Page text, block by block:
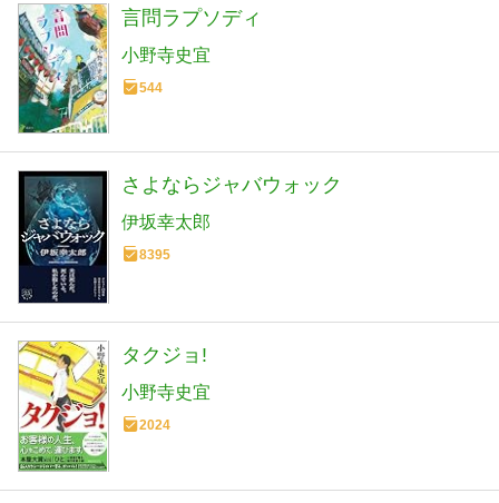
言問ラプソディ
小野寺史宜
544
さよならジャバウォック
伊坂幸太郎
8395
タクジョ!
小野寺史宜
2024